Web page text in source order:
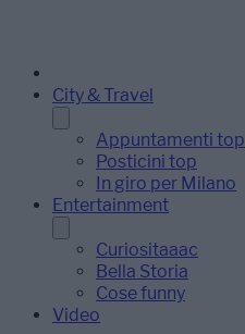
City & Travel
Appuntamenti top
Posticini top
In giro per Milano
Entertainment
Curiositaaac
Bella Storia
Cose funny
Video